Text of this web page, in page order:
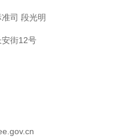
司 段光明
街12号